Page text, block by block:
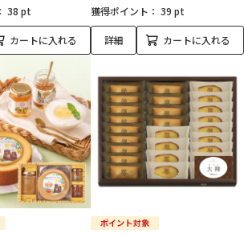
38 pt
カートに入れる
獲得ポイント： 39 pt
詳細 カートに入れる